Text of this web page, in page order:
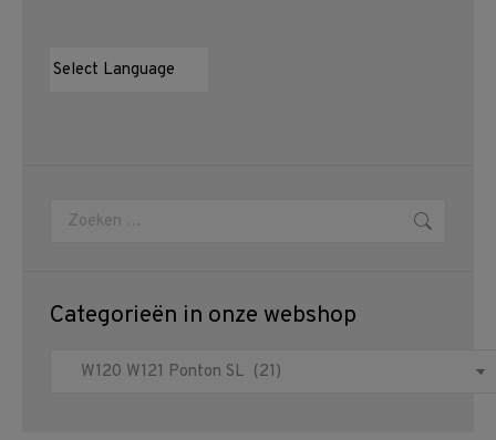
Zoeken:
Categorieën in onze webshop